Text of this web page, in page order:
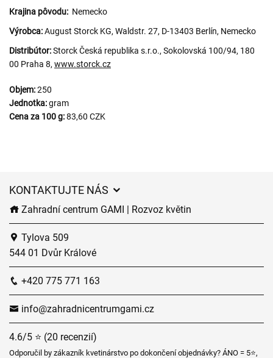
Krajina pôvodu: Nemecko
Výrobca:August Storck KG, Waldstr. 27, D-13403 Berlín, Nemecko
Distribútor:Storck Česká republika s.r.o., Sokolovská 100/94, 180
00 Praha 8, www.storck.cz
Objem:250
Jednotka:gram
Cena za 100 g:83,60 CZK
KONTAKTUJTE NÁS
Zahradní centrum GAMI | Rozvoz květin
Tylova 509
544 01 Dvůr Králové
+420 775 771 163
info@zahradnicentrumgami.cz
4.6/5 ⭐ (20 recenzií)
Odporučil by zákazník kvetinárstvo po dokončení objednávky? ÁNO = 5⭐,